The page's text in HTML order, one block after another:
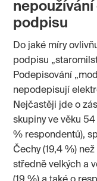
podpisu
Do jaké míry
podpisu
Podepisování
nepodepisují
Nejčastěji jde o
skupiny ve věku
% respondentů),
Čechy (19,4 %)
středně velkých a